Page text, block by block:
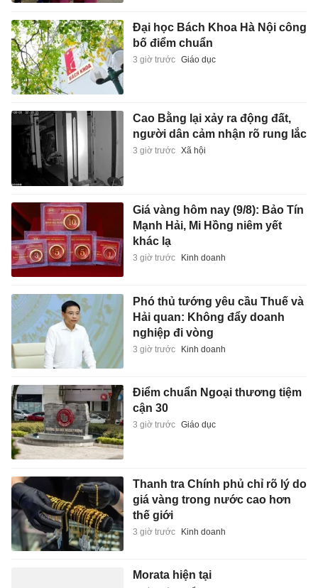
Đại học Bách Khoa Hà Nội công
bố điểm chuẩn
3 giờ trước Giáo dục
Cao Bằng lại xảy ra động đất,
người dân cảm nhận rõ rung lắc
3 giờ trước Xã hội
Giá vàng hôm nay (9/8): Bảo Tín
Mạnh Hải, Mi Hồng niêm yết
khác lạ
3 giờ trước Kinh doanh
Phó thủ tướng yêu cầu Thuế và
Hải quan: Không đẩy doanh
nghiệp đi vòng
3 giờ trước Kinh doanh
Điểm chuẩn Ngoại thương tiệm
cận 30
3 giờ trước Giáo dục
Thanh tra Chính phủ chỉ rõ lý do
giá vàng trong nước cao hơn
thế giới
3 giờ trước Kinh doanh
Morata hiện tại